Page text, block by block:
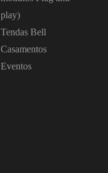
play)
Tendas Bell
Casamentos
Eventos